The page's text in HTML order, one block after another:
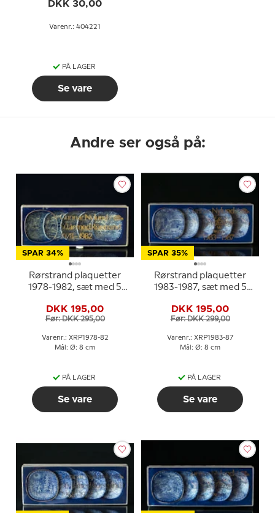
DKK 30,00
Varenr.: 404221
PÅ LAGER
Se vare
Andre ser også på:
SPAR 34%
Rørstrand plaquetter
1978-1982, sæt med 5
DKK 195,00
Før: DKK 295,00
Varenr.: XRP1978-82
Mål: Ø: 8 cm
PÅ LAGER
Se vare
SPAR 35%
Rørstrand plaquetter
1983-1987, sæt med 5
DKK 195,00
Før: DKK 299,00
Varenr.: XRP1983-87
Mål: Ø: 8 cm
PÅ LAGER
Se vare